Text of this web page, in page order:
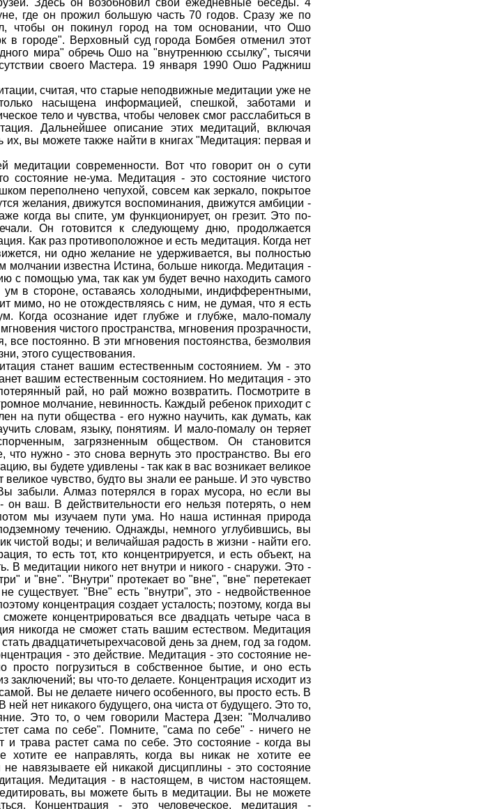
Здесь он возобновил свои ежедневные беседы. 4
где он прожил большую часть 70 годов. Сразу же по
чтобы он покинул город на том основании, что Ошо
в городе". Верховный суд города Бомбея отменил этот
мира" обречь Ошо на "внутреннюю ссылку", тысячи
своего Мастера. 19 января 1990 Ошо Раджниш
считая, что старые неподвижные медитации уже не
насыщена информацией, спешкой, заботами и
тело и чувства, чтобы человек смог расслабиться в
Дальнейшее описание этих медитаций, включая
их, вы можете также найти в книгах "Медитация: первая и
медитации современности. Вот что говорит он о сути
не-ума. Медитация - это состояние чистого
переполнено чепухой, совсем как зеркало, покрытое
желания, движутся воспоминания, движутся амбиции -
когда вы спите, ум функционирует, он грезит. Это по-
Он готовится к следующему дню, продолжается
Как раз противоположное и есть медитация. Когда нет
ни одно желание не удерживается, вы полностью
известна Истина, больше никогда. Медитация -
с помощью ума, так как ум будет вечно находить самого
в стороне, оставаясь холодными, индифферентными,
мимо, но не отождествляясь с ним, не думая, что я есть
Когда осознание идет глубже и глубже, мало-помалу
чистого пространства, мгновения прозрачности,
постоянно. В эти мгновения постоянства, безмолвия
этого существования.
станет вашим естественным состоянием. Ум - это
вашим естественным состоянием. Но медитация - это
рай, но рай можно возвратить. Посмотрите в
молчание, невинность. Каждый ребенок приходит с
на пути общества - его нужно научить, как думать, как
словам, языку, понятиям. И мало-помалу он теряет
загрязненным обществом. Он становится
нужно - это снова вернуть это пространство. Вы его
вы будете удивлены - так как в вас возникает великое
чувство, будто вы знали ее раньше. И это чувство
забыли. Алмаз потерялся в горах мусора, но если вы
ваш. В действительности его нельзя потерять, о нем
мы изучаем пути ума. Но наша истинная природа
течению. Однажды, немного углубившись, вы
чистой воды; и величайшая радость в жизни - найти его.
то есть тот, кто концентрируется, и есть объект, на
В медитации никого нет внутри и никого - снаружи. Это -
и "вне". "Внутри" протекает во "вне", "вне" перетекает
существует. "Вне" есть "внутри", это - недвойственное
концентрация создает усталость; поэтому, когда вы
концентрироваться все двадцать четыре часа в
никогда не сможет стать вашим естеством. Медитация
двадцатичетырехчасовой день за днем, год за годом.
- это действие. Медитация - это состояние не-
просто погрузиться в собственное бытие, и оно есть
заключений; вы что-то делаете. Концентрация исходит из
Вы не делаете ничего особенного, вы просто есть. В
нет никакого будущего, она чиста от будущего. Это то,
Это то, о чем говорили Мастера Дзен: "Молчаливо
сама по себе". Помните, "сама по себе" - ничего не
трава растет сама по себе. Это состояние - когда вы
хотите ее направлять, когда вы никак не хотите ее
навязываете ей никакой дисциплины - это состояние
Медитация - в настоящем, в чистом настоящем.
вы можете быть в медитации. Вы не можете
Концентрация - это человеческое, медитация -